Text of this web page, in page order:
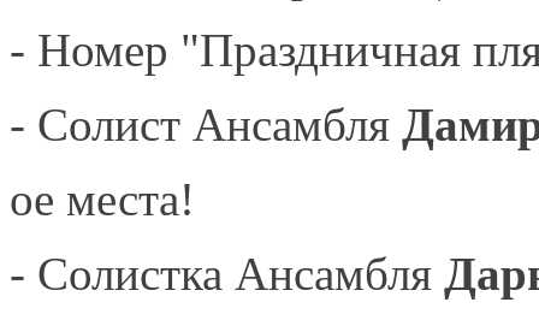
- Номер "Праздничная
- Солист Ансамбля
ое места!
- Солистка Ансамбля